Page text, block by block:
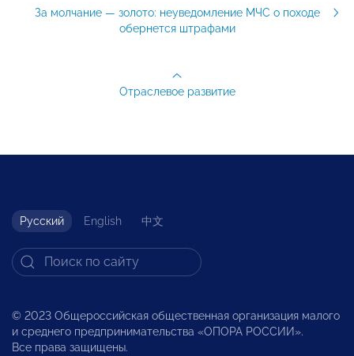
За молчание — золото: неуведомление МЧС о походе
обернется штрафами
Отраслевое развитие
Русский English 中文
© 2023 Общероссийская общественная организация малого
и среднего предпринимательства «ОПОРА РОССИИ».
Все права защищены.